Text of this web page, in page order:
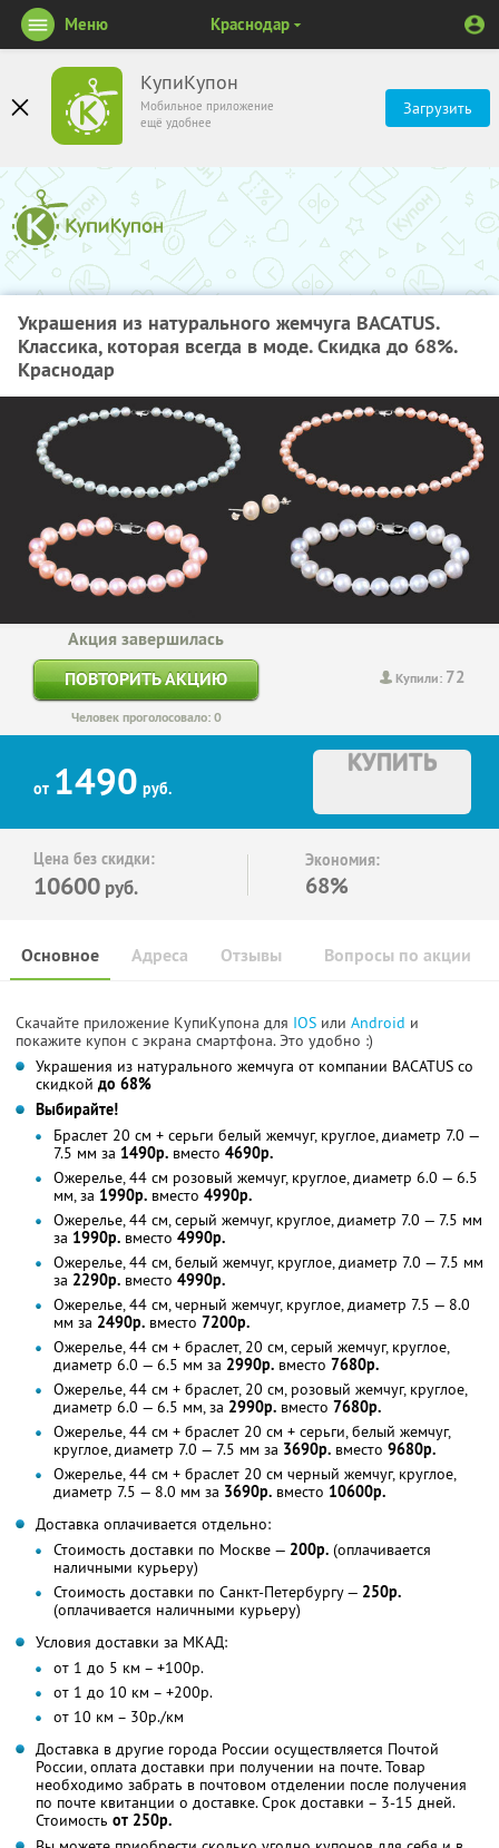
КупиКупон
Мобильное приложение
ещё удобнее
Загрузить
Меню Краснодар
Украшения из натурального жемчуга BACATUS.
Классика, которая всегда в моде. Скидка до 68%.
Краснодар
Купили: 72
Акция завершилась
ПОВТОРИТЬ АКЦИЮ
Человек проголосовало: 0
от 1490 руб.
КУПИТЬ
Цена без скидки:
10600 руб.
Экономия:
68%
Основное Отзывы Вопросы по акции
Адреса
Скачайте приложение КупиКупона для IOS или Android и
покажите купон с экрана смартфона. Это удобно :)
Украшения из натурального жемчуга от компании BACATUS со
скидкой до 68%
Выбирайте!
Браслет 20 см + серьги белый жемчуг, круглое, диаметр 7.0 —
7.5 мм за 1490р. вместо 4690р.
Ожерелье, 44 см розовый жемчуг, круглое, диаметр 6.0 — 6.5
мм, за 1990р. вместо 4990р.
Ожерелье, 44 см, серый жемчуг, круглое, диаметр 7.0 — 7.5 мм
за 1990р. вместо 4990р.
Ожерелье, 44 см, белый жемчуг, круглое, диаметр 7.0 — 7.5 мм
за 2290р. вместо 4990р.
Ожерелье, 44 см, черный жемчуг, круглое, диаметр 7.5 — 8.0
мм за 2490р. вместо 7200р.
Ожерелье, 44 см + браслет, 20 см, серый жемчуг, круглое,
диаметр 6.0 — 6.5 мм за 2990р. вместо 7680р.
Ожерелье, 44 см + браслет, 20 см, розовый жемчуг, круглое,
диаметр 6.0 — 6.5 мм, за 2990р. вместо 7680р.
Ожерелье, 44 см + браслет 20 см + серьги, белый жемчуг,
круглое, диаметр 7.0 — 7.5 мм за 3690р. вместо 9680р.
Ожерелье, 44 см + браслет 20 см черный жемчуг, круглое,
диаметр 7.5 — 8.0 мм за 3690р. вместо 10600р.
Доставка оплачивается отдельно:
Стоимость доставки по Москве — 200р. (оплачивается
наличными курьеру)
Стоимость доставки по Санкт-Петербургу — 250р.
(оплачивается наличными курьеру)
Условия доставки за МКАД:
от 1 до 5 км – +100р.
от 1 до 10 км – +200р.
от 10 км – 30р./км
Доставка в другие города России осуществляется Почтой
России, оплата доставки при получении на почте. Товар
необходимо забрать в почтовом отделении после получения
по почте квитанции о доставке. Срок доставки – 3-15 дней.
Стоимость от 250р.